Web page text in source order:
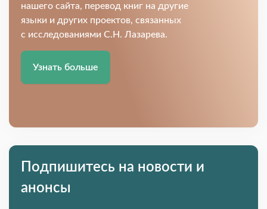
нашего сайта, перевод книг на другие
языки и других проектов, связанных
с исследованиями С.Н. Лазарева.
Узнать больше
Подпишитесь на новости и
анонсы